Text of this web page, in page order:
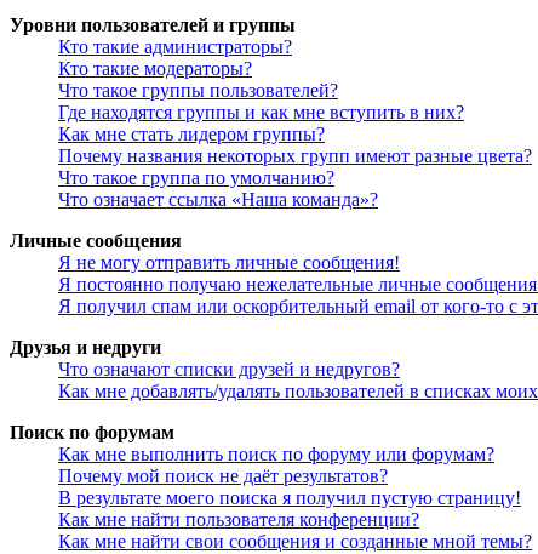
Уровни пользователей и группы
Кто такие администраторы?
Кто такие модераторы?
Что такое группы пользователей?
Где находятся группы и как мне вступить в них?
Как мне стать лидером группы?
Почему названия некоторых групп имеют разные цвета?
Что такое группа по умолчанию?
Что означает ссылка «Наша команда»?
Личные сообщения
Я не могу отправить личные сообщения!
Я постоянно получаю нежелательные личные
Я получил спам или оскорбительный email от кого-то с
Друзья и недруги
Что означают списки друзей и недругов?
Как мне добавлять/удалять пользователей в списках
Поиск по форумам
Как мне выполнить поиск по форуму или форумам?
Почему мой поиск не даёт результатов?
В результате моего поиска я получил пустую страницу!
Как мне найти пользователя конференции?
Как мне найти свои сообщения и созданные мной темы?